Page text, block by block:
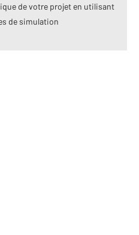
de votre projet en utilisant
de simulation